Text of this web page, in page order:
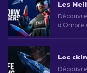
d'Ombre